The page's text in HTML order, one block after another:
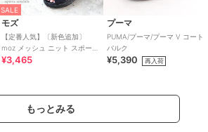
SALE
モズ
【定番人気】〔新色追加〕
moz メッシュ ニット スポーツ
サンダル
¥3,465
プーマ
PUMA/プーマ/プーマ V コート
バルク
¥5,390 再入荷
もっとみる